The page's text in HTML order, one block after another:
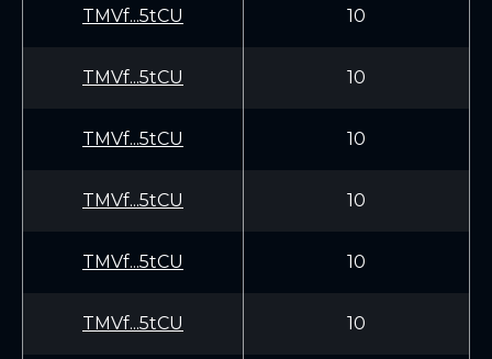
TMVf...5tCU 10
TMVf...5tCU 10
TMVf...5tCU 10
TMVf...5tCU 10
TMVf...5tCU 10
TMVf...5tCU 10